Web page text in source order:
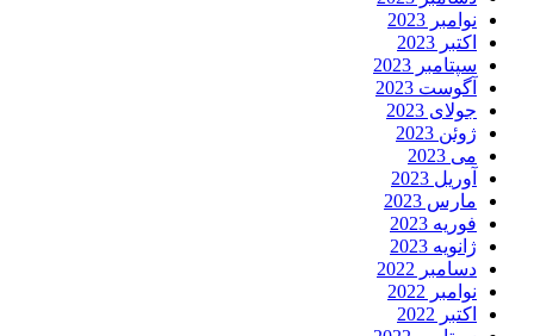
نوامبر 2023
اکتبر 2023
سپتامبر 2023
آگوست 2023
جولای 2023
ژوئن 2023
می 2023
آوریل 2023
مارس 2023
فوریه 2023
ژانویه 2023
دسامبر 2022
نوامبر 2022
اکتبر 2022